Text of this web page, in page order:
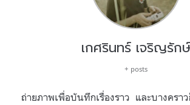
เกศรินทร์ เจริญรักษ์
+ posts
ถ่ายภาพเพื่อบันทึกเรื่องราว และบางคราว